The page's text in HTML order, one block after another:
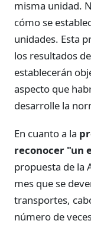
misma unidad.
cómo se
unidades. Esta
los resultados
establecerán
aspecto que
desarrolle la
En cuanto a la
reconocer "un
propuesta de la
mes que se
transportes,
número de